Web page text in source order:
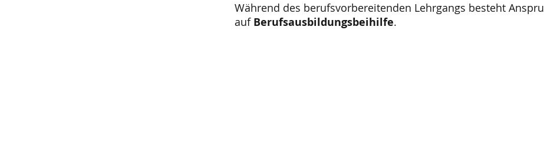
Während des berufsvorbereitenden Lehrgangs besteht
auf Berufsausbildungsbeihilfe.